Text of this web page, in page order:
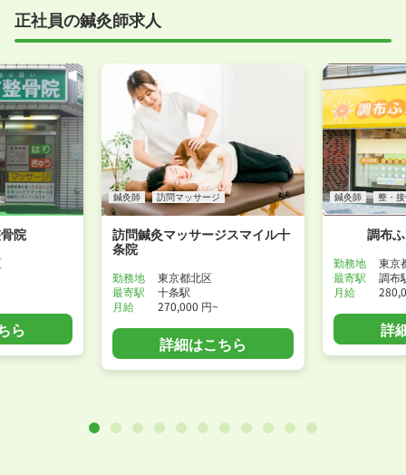
正社員の鍼灸師求人
院
ら
鍼灸師 訪問マッサージ
訪問鍼灸マッサージスマイル十
条院
勤務地
東京都北区
最寄駅
十条駅
月給
270,000 円~
詳細はこちら
鍼灸師 整・
調布
勤務地
東京
最寄駅
調布
月給
詳